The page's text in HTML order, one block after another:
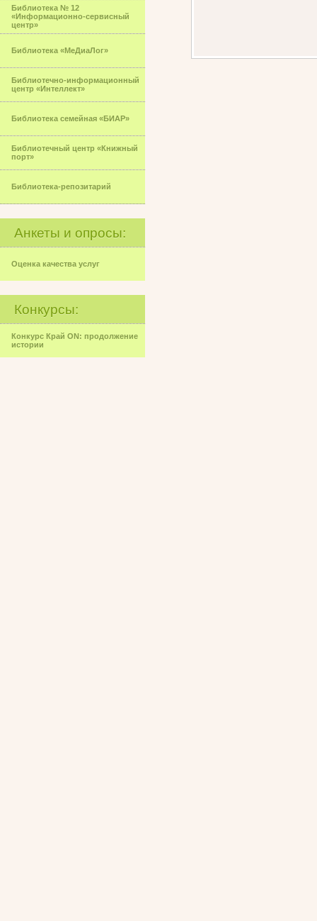
Библиотека № 12
«Информационно-сервисный
центр»
Библиотека «МеДиаЛог»
Библиотечно-информационный
центр «Интеллект»
Библиотека семейная «БИАР»
Библиотечный центр «Книжный
порт»
Библиотека-репозитарий
Анкеты и опросы:
Оценка качества услуг
Конкурсы:
Конкурс Край ON: продолжение
истории